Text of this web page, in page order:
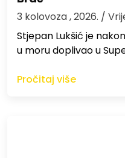
3 kolovoza , 2026. /
St​jepan Lukšić je
u moru doplivao u
Pročitaj više